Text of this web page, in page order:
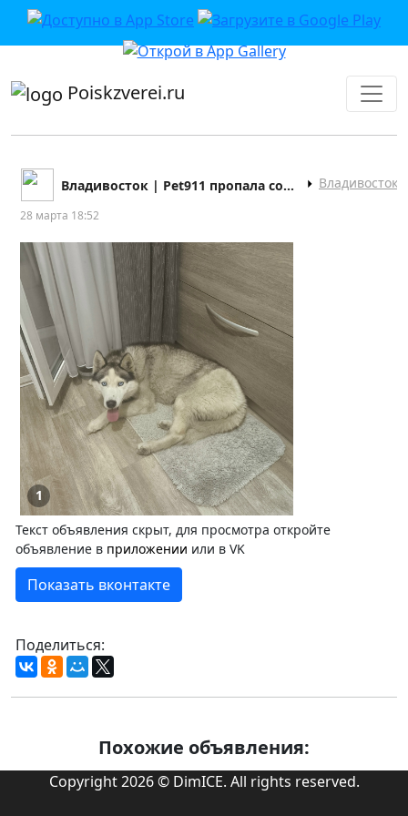
приложении или в VK">
Poiskzverei.ru
Владивосток | Pet911 пропала собака кошка Владивосток
28 марта 18:52
1
Текст объявления скрыт, для просмотра откройте
объявление в приложении или в VK
Показать вконтакте
Поделиться:
Похожие объявления:
Copyright 2026 © DimICE. All rights reserved.